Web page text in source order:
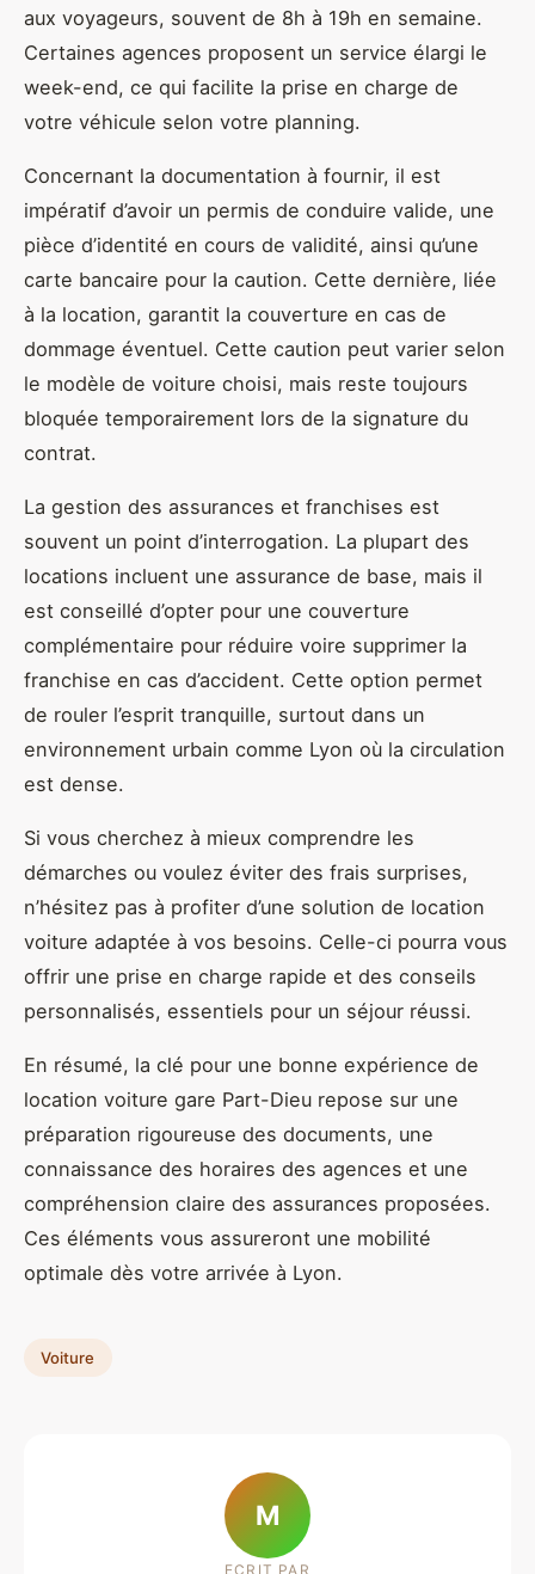
aux voyageurs, souvent de 8h à 19h en semaine.
Certaines agences proposent un service élargi le
week-end, ce qui facilite la prise en charge de
votre véhicule selon votre planning.
Concernant la documentation à fournir, il est
impératif d’avoir un permis de conduire valide, une
pièce d’identité en cours de validité, ainsi qu’une
carte bancaire pour la caution. Cette dernière, liée
à la location, garantit la couverture en cas de
dommage éventuel. Cette caution peut varier selon
le modèle de voiture choisi, mais reste toujours
bloquée temporairement lors de la signature du
contrat.
La gestion des assurances et franchises est
souvent un point d’interrogation. La plupart des
locations incluent une assurance de base, mais il
est conseillé d’opter pour une couverture
complémentaire pour réduire voire supprimer la
franchise en cas d’accident. Cette option permet
de rouler l’esprit tranquille, surtout dans un
environnement urbain comme Lyon où la circulation
est dense.
Si vous cherchez à mieux comprendre les
démarches ou voulez éviter des frais surprises,
n’hésitez pas à profiter d’une solution de location
voiture adaptée à vos besoins. Celle-ci pourra vous
offrir une prise en charge rapide et des conseils
personnalisés, essentiels pour un séjour réussi.
En résumé, la clé pour une bonne expérience de
location voiture gare Part-Dieu repose sur une
préparation rigoureuse des documents, une
connaissance des horaires des agences et une
compréhension claire des assurances proposées.
Ces éléments vous assureront une mobilité
optimale dès votre arrivée à Lyon.
Voiture
M
ECRIT PAR